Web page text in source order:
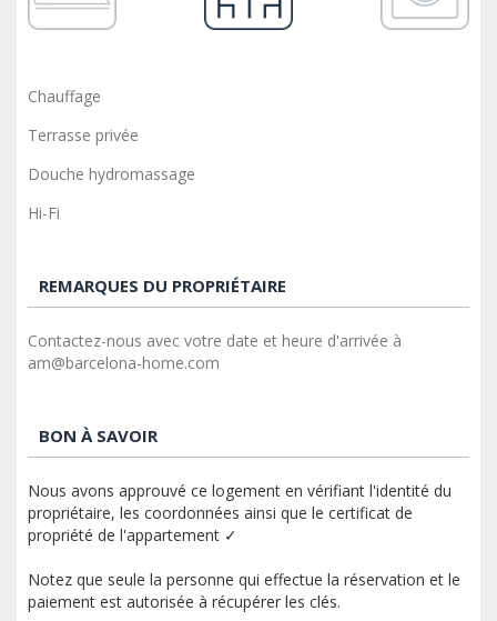
Chauffage
Terrasse privée
Douche hydromassage
Hi-Fi
REMARQUES DU PROPRIÉTAIRE
Contactez-nous avec votre date et heure d'arrivée à
am@barcelona-home.com
BON À SAVOIR
Nous avons approuvé ce logement en vérifiant l'identité du
propriétaire, les coordonnées ainsi que le certificat de
propriété de l'appartement ✓
Notez que seule la personne qui effectue la réservation et le
paiement est autorisée à récupérer les clés.